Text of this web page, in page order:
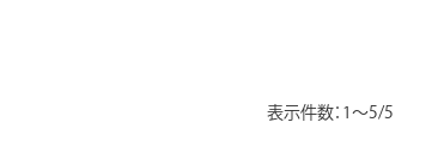
表示件数：1～5/5